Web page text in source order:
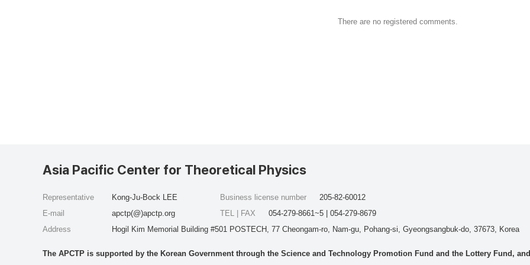
There are no registered comments.
Asia Pacific Center for Theoretical Physics
Representative
Kong-Ju-Bock LEE
E-mail
apctp(@)apctp.org
Address
Hogil Kim Memorial Building #501 POSTECH, 77 Cheongam-ro, Nam-gu, Pohang-si, Gyeongsangbuk-do, 37673, Korea
Business license number
205-82-60012
TEL | FAX
054-279-8661~5 | 054-279-8679
The APCTP is supported by the Korean Government through the Science and Technology Promotion Fund and the Lottery Fund,